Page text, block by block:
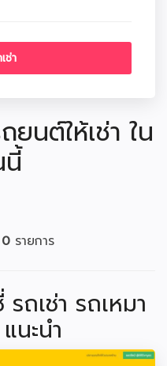
ยนต์ให้เช่า ใน
0 รายการ
ถเช่า รถเหมา
นะนำ